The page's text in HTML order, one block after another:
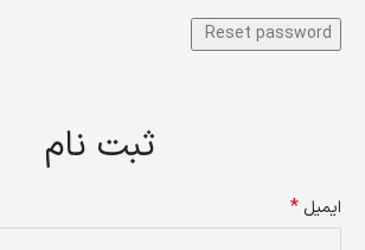
ثبت نام
ایمیل *